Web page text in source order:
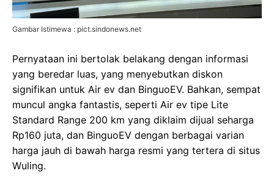
Gambar Istimewa : pict.sindonews.net
Pernyataan ini bertolak belakang dengan informasi
yang beredar luas, yang menyebutkan diskon
signifikan untuk Air ev dan BinguoEV. Bahkan, sempat
muncul angka fantastis, seperti Air ev tipe Lite
Standard Range 200 km yang diklaim dijual seharga
Rp160 juta, dan BinguoEV dengan berbagai varian
harga jauh di bawah harga resmi yang tertera di situs
Wuling.